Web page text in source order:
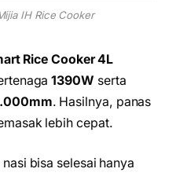
IH Rice Cooker
Rice Cooker 4L
1390W serta
. Hasilnya, panas
lebih cepat.
bisa selesai hanya